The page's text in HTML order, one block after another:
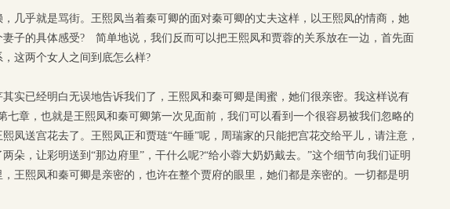
几乎就是骂街。王熙凤当着秦可卿的面对秦可卿的丈夫这样，以王熙凤的情商，她
妻子的具体感受? 简单地说，我们反而可以把王熙凤和贾蓉的关系放在一边，首先面
这两个女人之间到底怎么样?
实已经明白无误地告诉我们了，王熙凤和秦可卿是闺蜜，她们很亲密。我这样说有
章，也就是王熙凤和秦可卿第一次见面前，我们可以看到一个很容易被我们忽略的
送宫花去了。王熙凤正和贾琏“午睡”呢，周瑞家的只能把宫花交给平儿，请注意，
朵，让彩明送到“那边府里”，干什么呢?“给小蓉大奶奶戴去。”这个细节向我们证明
王熙凤和秦可卿是亲密的，也许在整个贾府的眼里，她们都是亲密的。一切都是明